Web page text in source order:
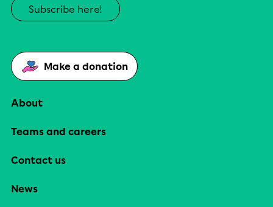
Subscribe here!
Make a donation
About
Teams and careers
Contact us
News